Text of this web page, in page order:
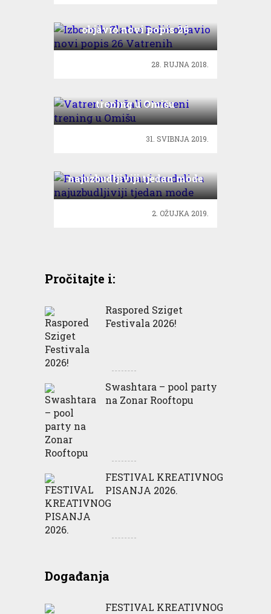
objavio novi popis 26
Vatrenih
28. RUJNA 2018.
trening u Omišu
31. SVIBNJA 2019.
najuzbudljiviji tjedan mode
2. OŽUJKA 2019.
Pročitajte i:
Raspored Sziget
Festivala 2026!
Swashtara – pool party
na Zonar Rooftopu
FESTIVAL KREATIVNOG
PISANJA 2026.
Događanja
FESTIVAL KREATIVNOG